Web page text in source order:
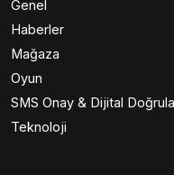
Genel
Haberler
Mağaza
Oyun
SMS Onay & Dijital
Teknoloji